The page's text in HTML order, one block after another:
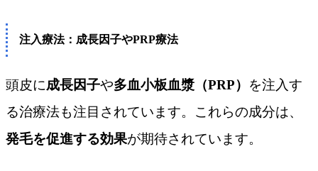
注入療法：成長因子やPRP療法
頭皮に成長因子や多血小板血漿（PRP） を注入す
る治療法も注目されています。これらの成分は、
発毛を促進する効果が期待されています。